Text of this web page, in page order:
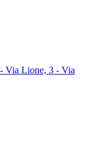
Via Lione, 3 - Via